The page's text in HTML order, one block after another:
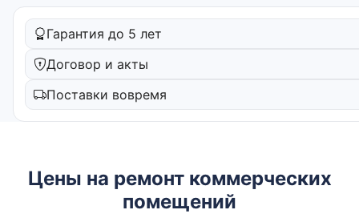
Гарантия до 5 лет
Договор и акты
Поставки вовремя
Цены на ремонт коммерческих
помещений